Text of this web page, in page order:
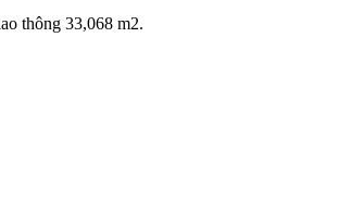
thông 33,068 m2.